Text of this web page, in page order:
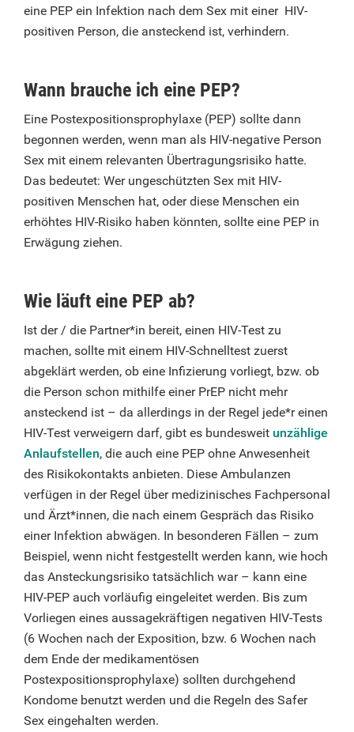
eine PEP ein Infektion nach dem Sex mit einer HIV-
positiven Person, die ansteckend ist, verhindern.
Wann brauche ich eine PEP?
Eine Postexpositionsprophylaxe (PEP) sollte dann
begonnen werden, wenn man als HIV-negative Person
Sex mit einem relevanten Übertragungsrisiko hatte.
Das bedeutet: Wer ungeschützten Sex mit HIV-
positiven Menschen hat, oder diese Menschen ein
erhöhtes HIV-Risiko haben könnten, sollte eine PEP in
Erwägung ziehen.
Wie läuft eine PEP ab?
Ist der / die Partner*in bereit, einen HIV-Test zu
machen, sollte mit einem HIV-Schnelltest zuerst
abgeklärt werden, ob eine Infizierung vorliegt, bzw. ob
die Person schon mithilfe einer PrEP nicht mehr
ansteckend ist – da allerdings in der Regel jede*r einen
HIV-Test verweigern darf, gibt es bundesweit unzählige
Anlaufstellen, die auch eine PEP ohne Anwesenheit
des Risikokontakts anbieten. Diese Ambulanzen
verfügen in der Regel über medizinisches Fachpersonal
und Ärzt*innen, die nach einem Gespräch das Risiko
einer Infektion abwägen. In besonderen Fällen – zum
Beispiel, wenn nicht festgestellt werden kann, wie hoch
das Ansteckungsrisiko tatsächlich war – kann eine
HIV-PEP auch vorläufig eingeleitet werden. Bis zum
Vorliegen eines aussagekräftigen negativen HIV-Tests
(6 Wochen nach der Exposition, bzw. 6 Wochen nach
dem Ende der medikamentösen
Postexpositionsprophylaxe) sollten durchgehend
Kondome benutzt werden und die Regeln des Safer
Sex eingehalten werden.